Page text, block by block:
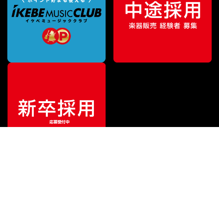
販売価格¥186,900 （税込）